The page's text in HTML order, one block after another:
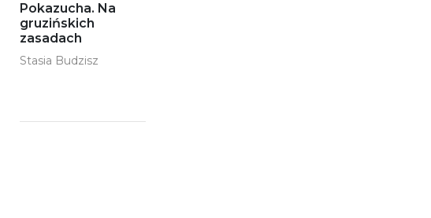
Pokazucha. Na
gruzińskich
zasadach
Stasia Budzisz